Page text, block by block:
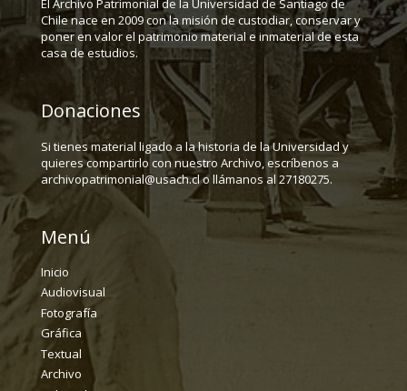
Chile nace en 2009 con la misión de custodiar, conservar y
poner en valor el patrimonio material e inmaterial de esta
casa de estudios.
Donaciones
Si tienes material ligado a la historia de la Universidad y
quieres compartirlo con nuestro Archivo, escríbenos a
archivopatrimonial@usach.cl o llámanos al 27180275.
Menú
Inicio
Audiovisual
Fotografía
Gráfica
Textual
Archivo